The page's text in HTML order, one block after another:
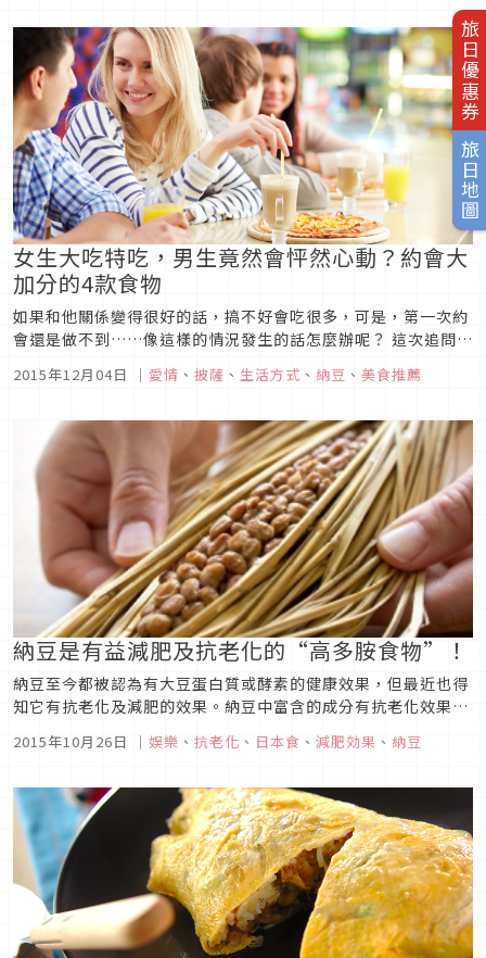
旅日優惠券
旅日地圖
女生大吃特吃，男生竟然會怦然心動？約會大
加分的4款食物
如果和他關係變得很好的話，搞不好會吃很多，可是，第一次約
會還是做不到……像這樣的情況發生的話怎麼辦呢？ 這次追問男
給你吧！
2015年12月04日 ｜ 愛情 、 披薩 、 生活方式 、 納豆 、 美食推薦
納豆是有益減肥及抗老化的“高多胺食物”！
納豆至今都被認為有大豆蛋白質或酵素的健康效果，但最近也得
知它有抗老化及減肥的效果。納豆中富含的成分有抗老化效果，
吃看看喔。■得知納豆具有抗老化的效果！我們都知道納豆中含
同組合聯合會舉辦的...
2015年10月26日 ｜ 娛樂 、 抗老化 、 日本食 、 減肥効果 、 納豆